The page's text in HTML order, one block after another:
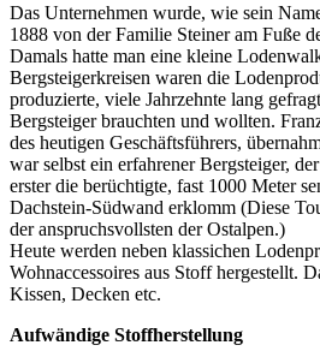
Das Unternehmen wurde, wie sein
1888 von der Familie Steiner am Fuße
Damals hatte man eine kleine
Bergsteigerkreisen waren die
produzierte, viele Jahrzehnte lang
Bergsteiger brauchten und wollten.
des heutigen Geschäftsführers,
war selbst ein erfahrener Bergsteiger,
erster die berüchtigte, fast 1000 Meter
Dachstein-Südwand erklomm (Diese
der anspruchsvollsten der Ostalpen.)
Heute werden neben klassichen
Wohnaccessoires aus Stoff hergestellt.
Kissen, Decken etc.
Aufwändige Stoffherstellung